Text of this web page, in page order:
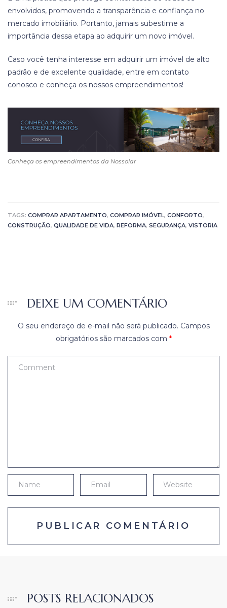
envolvidos, promovendo a transparência e confiança no
mercado imobiliário. Portanto, jamais subestime a
importância dessa etapa ao adquirir um novo imóvel.
Caso você tenha interesse em adquirir um imóvel de alto
padrão e de excelente qualidade, entre em contato
conosco e conheça os nossos empreendimentos!
Conheça os empreendimentos da Nossolar
TAGS: COMPRAR APARTAMENTO, COMPRAR IMÓVEL, CONFORTO,
CONSTRUÇÃO, QUALIDADE DE VIDA, REFORMA, SEGURANÇA, VISTORIA
DEIXE UM COMENTÁRIO
O seu endereço de e-mail não será publicado. Campos
obrigatórios são marcados com *
POSTS RELACIONADOS